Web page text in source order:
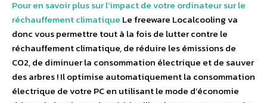
Pour en savoir plus sur l’impact de votre ordinateur sur le
réchauffement climatique Le freeware Localcooling va
donc vous permettre tout à la fois de lutter contre le
réchauffement climatique, de réduire les émissions de
CO2, de diminuer la consommation électrique et de sauver
des arbres ! Il optimise automatiquement la consommation
électrique de votre PC en utilisant le mode d’économie